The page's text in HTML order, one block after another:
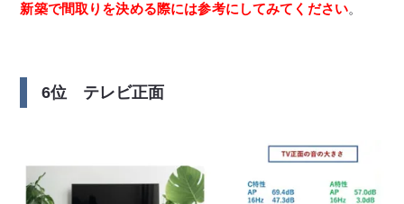
新築で間取りを決める際には参考にしてみてください。
6位 テレビ正面